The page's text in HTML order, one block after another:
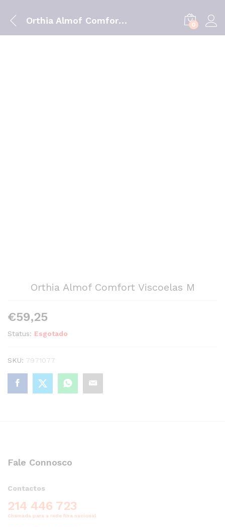
Orthia Almof Comfort Viscoelas M 0
Orthia Almof Comfort Viscoelas M
€59,25
Status: Esgotado
SKU: 7971077
Fale Connosco
Contactos
214 446 723
Chamada para a rede fixa nacional